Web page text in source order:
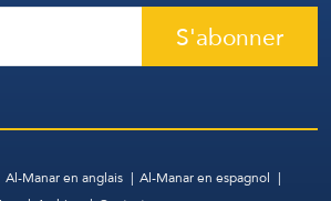
S'abonner
Al-Manar en anglais
Al-Manar en espagnol